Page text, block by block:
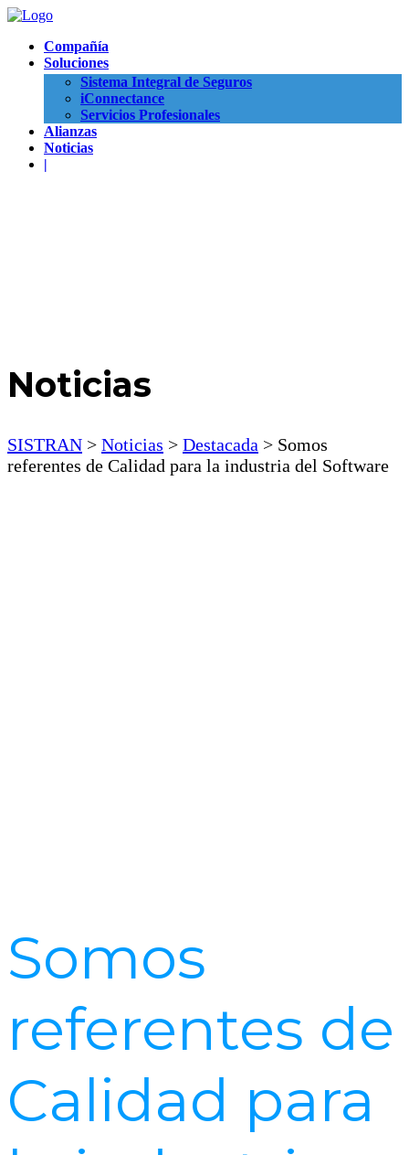
Compañía
Soluciones
Sistema Integral de Seguros
iConnectance
Servicios Profesionales
Alianzas
Noticias
|
Noticias
SISTRAN > Noticias > Destacada > Somos
referentes de Calidad para la industria del Software
Somos
referentes de
Calidad para